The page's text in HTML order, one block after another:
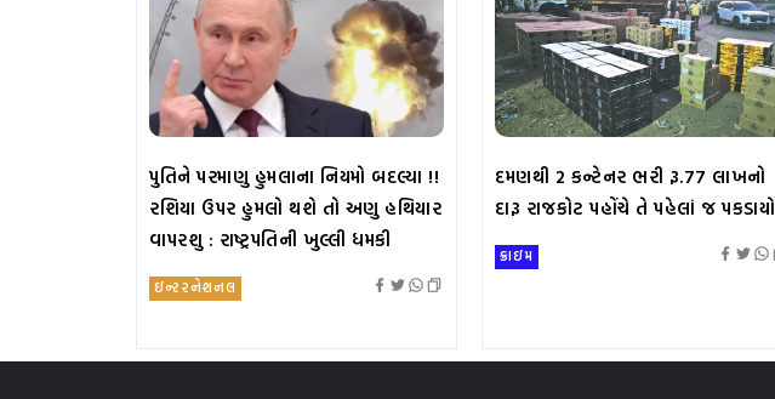
પુતિને પરમાણુ હુમલાના નિયમો બદલ્યા !!
રશિયા ઉપર હુમલો થશે તો અણુ હથિયાર
વાપરશુ : રાષ્ટ્રપતિની ખુલ્લી ધમકી
ઇન્ટરનેશનલ
દમણથી 2 કન્ટેનર ભરી રૂ.77 લાખનો
દારૂ રાજકોટ પહોંચે તે પહેલાં જ પકડાયો
ક્રાઇમ